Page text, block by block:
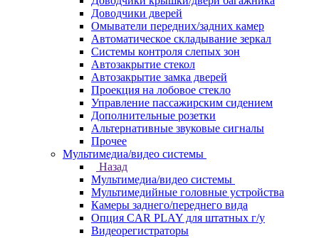
Доводчики дверей
Омыватели передних/задних камер
Автоматическое складывание зеркал
Системы контроля слепых зон
Автозакрытие стекол
Автозакрытие замка дверей
Проекция на лобовое стекло
Управление пассажирским сидением
Дополнительные розетки
Альтернативные звуковые сигналы
Прочее
Мультимедиа/видео системы
Назад
Мультимедиа/видео системы
Мультимедийные головные устройства
Камеры заднего/переднего вида
Опция CAR PLAY для штатных г/у
Видеорегистраторы